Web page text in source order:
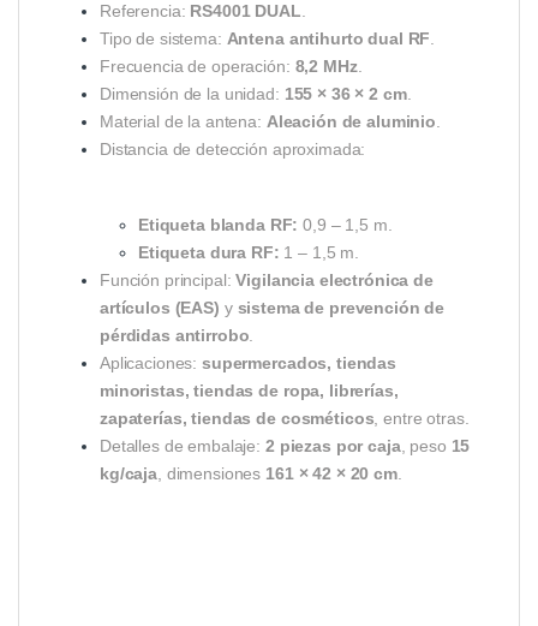
Referencia: RS4001 DUAL.
Tipo de sistema: Antena antihurto dual RF.
Frecuencia de operación: 8,2 MHz.
Dimensión de la unidad: 155 × 36 × 2 cm.
Material de la antena: Aleación de aluminio.
Distancia de detección aproximada:
Etiqueta blanda RF: 0,9 – 1,5 m.
Etiqueta dura RF: 1 – 1,5 m.
Función principal:Vigilancia electrónica de
artículos (EAS) y sistema de prevención de
pérdidas antirrobo.
Aplicaciones:supermercados, tiendas
minoristas, tiendas de ropa, librerías,
zapaterías, tiendas de cosméticos, entre otras.
Detalles de embalaje: 2 piezas por caja, peso 15
kg/caja, dimensiones 161 × 42 × 20 cm.